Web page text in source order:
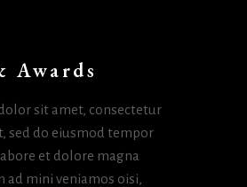
Awards
sit amet, consectetur
sed do eiusmod tempor
et dolore magna
ad mini veniamos oisi,